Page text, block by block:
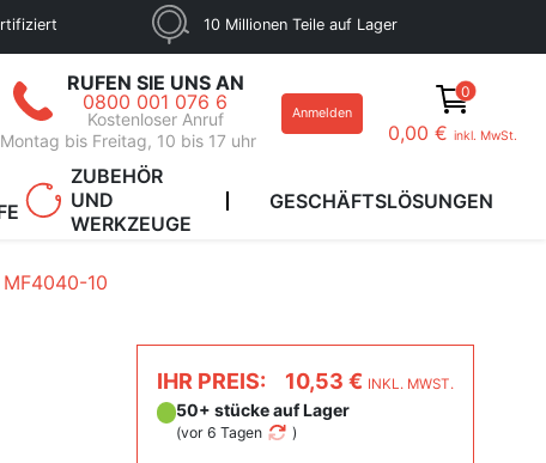
10 Millionen Teile auf Lager
RUFEN SIE UNS AN
0800 001 076 6
Kostenloser Anruf
Montag bis Freitag, 10 bis 17 uhr
Anmelden
0
0,00 € inkl. MwSt.
ZUBEHÖR
UND
WERKZEUGE
GESCHÄFTSLÖSUNGEN
MF4040-10
IHR PREIS: 10,53 € INKL. MWST.
50+ stücke auf Lager
(vor 6 Tagen )